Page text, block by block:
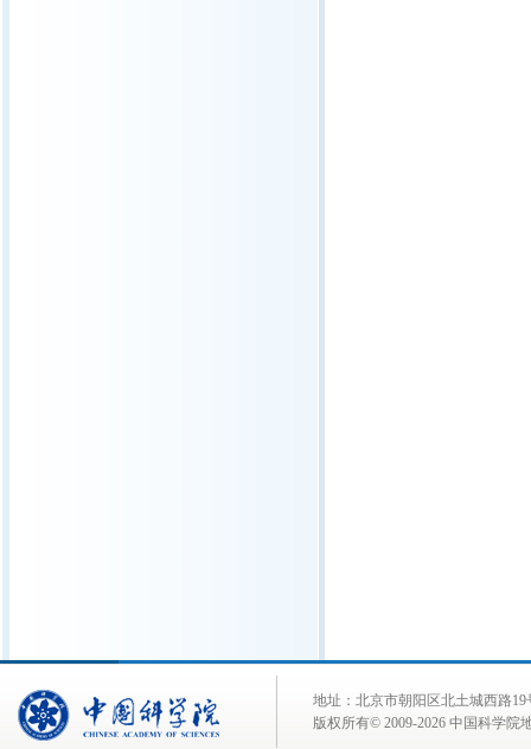
地址：北京市朝阳区北土城西路
版权所有© 2009-2026 中国科学院